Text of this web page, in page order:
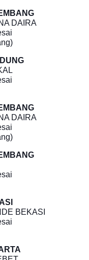
DAIRA
DAIRA
BEKASI